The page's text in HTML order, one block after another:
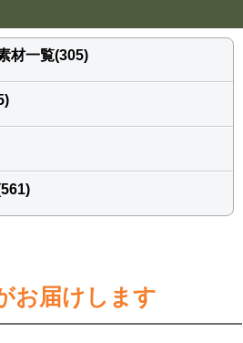
材一覧(305)
お届けします